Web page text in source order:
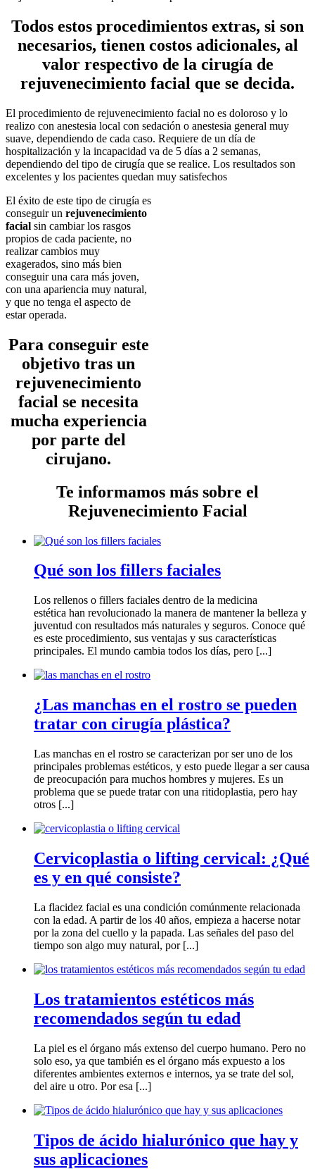
Todos estos procedimientos extras, si son
necesarios, tienen costos adicionales, al
valor respectivo de la cirugía de
rejuvenecimiento facial que se decida.
El procedimiento de rejuvenecimiento facial no es doloroso y lo
realizo con anestesia local con sedación o anestesia general muy
suave, dependiendo de cada caso. Requiere de un día de
hospitalización y la incapacidad va de 5 días a 2 semanas,
dependiendo del tipo de cirugía que se realice. Los resultados son
excelentes y los pacientes quedan muy satisfechos
El éxito de este tipo de cirugía es
conseguir un rejuvenecimiento
facial sin cambiar los rasgos
propios de cada paciente, no
realizar cambios muy
exagerados, sino más bien
conseguir una cara más joven,
con una apariencia muy natural,
y que no tenga el aspecto de
estar operada.
Para conseguir este
objetivo tras un
rejuvenecimiento
facial se necesita
mucha experiencia
por parte del
cirujano.
Te informamos más sobre el
Rejuvenecimiento Facial
Qué son los fillers faciales
Los rellenos o fillers faciales dentro de la medicina
estética han revolucionado la manera de mantener la belleza y
juventud con resultados más naturales y seguros. Conoce qué
es este procedimiento, sus ventajas y sus características
principales. El mundo cambia todos los días, pero [...]
¿Las manchas en el rostro se pueden
tratar con cirugía plástica?
Las manchas en el rostro se caracterizan por ser uno de los
principales problemas estéticos, y esto puede llegar a ser causa
de preocupación para muchos hombres y mujeres. Es un
problema que se puede tratar con una ritidoplastia, pero hay
otros [...]
Cervicoplastia o lifting cervical: ¿Qué
es y en qué consiste?
La flacidez facial es una condición comúnmente relacionada
con la edad. A partir de los 40 años, empieza a hacerse notar
por la zona del cuello y la papada. Las señales del paso del
tiempo son algo muy natural, por [...]
Los tratamientos estéticos más
recomendados según tu edad
La piel es el órgano más extenso del cuerpo humano. Pero no
solo eso, ya que también es el órgano más expuesto a los
diferentes ambientes externos e internos, ya se trate del sol,
del aire u otro. Por esa [...]
Tipos de ácido hialurónico que hay y
sus aplicaciones